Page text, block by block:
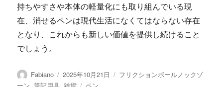
持ちやすさや本体の軽量化にも取り組んでいる現
在、消せるペンは現代生活になくてはならない存在
となり、これからも新しい価値を提供し続けること
でしょう。
投
稿
Fabiano
投
稿
2025年10月21日
カ
フリクションボールノックゾ
タ